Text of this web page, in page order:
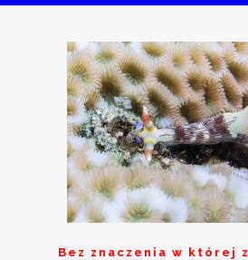
Bez znaczenia w której z